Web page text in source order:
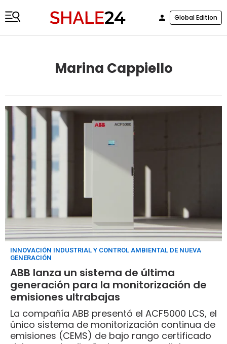
Global Edition
Marina Cappiello
INNOVACIÓN INDUSTRIAL Y CONTROL AMBIENTAL DE NUEVA
GENERACIÓN
ABB lanza un sistema de última
generación para la monitorización de
emisiones ultrabajas
La compañía ABB presentó el ACF5000 LCS, el
único sistema de monitorización continua de
emisiones (CEMS) de bajo rango certificado